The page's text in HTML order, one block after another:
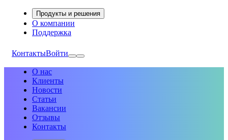
Продукты и решения
О компании
Поддержка
КонтактыВойти
О нас
Клиенты
Новости
Статьи
Вакансии
Отзывы
Контакты